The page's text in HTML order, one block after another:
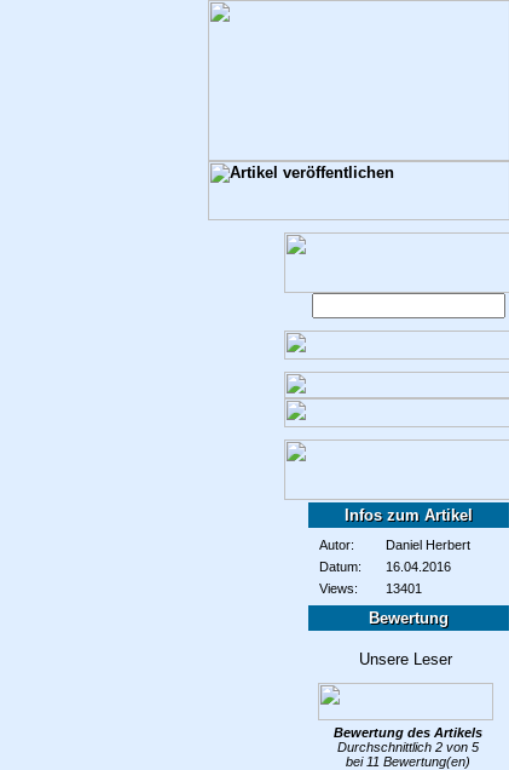
Infos zum Artikel
Autor:
Daniel Herbert
Datum:
16.04.2016
Views:
13401
Bewertung
Bewertung des Artikels
Durchschnittlich 2 von 5
bei 11 Bewertung(en)